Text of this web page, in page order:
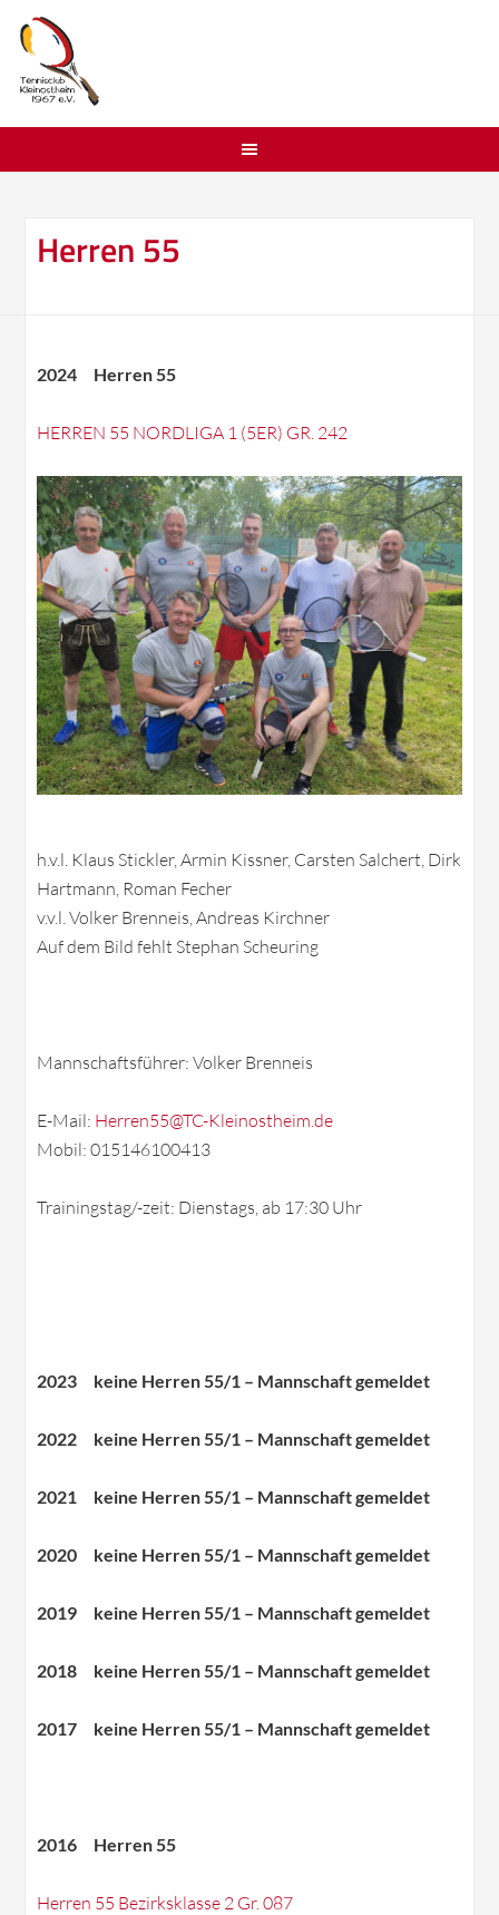
Herren 55
2024 Herren 55
HERREN 55 NORDLIGA 1 (5ER) GR. 242
h.v.l. Klaus Stickler, Armin Kissner, Carsten Salchert, Dirk
Hartmann, Roman Fecher
v.v.l. Volker Brenneis, Andreas Kirchner
Auf dem Bild fehlt Stephan Scheuring
Mannschaftsführer: Volker Brenneis
E-Mail: Herren55@TC-Kleinostheim.de
Mobil: 015146100413
Trainingstag/-zeit: Dienstags, ab 17:30 Uhr
2023 keine Herren 55/1 – Mannschaft gemeldet
2022 keine Herren 55/1 – Mannschaft gemeldet
2021 keine Herren 55/1 – Mannschaft gemeldet
2020 keine Herren 55/1 – Mannschaft gemeldet
2019 keine Herren 55/1 – Mannschaft gemeldet
2018 keine Herren 55/1 – Mannschaft gemeldet
2017 keine Herren 55/1 – Mannschaft gemeldet
2016 Herren 55
Herren 55 Bezirksklasse 2 Gr. 087